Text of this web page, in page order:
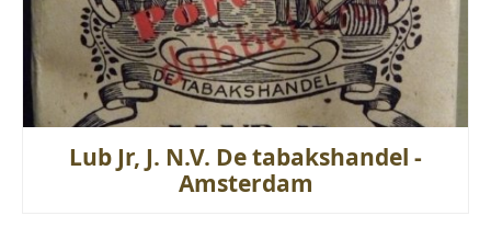
Lub Jr, J. N.V. De tabakshandel -
Amsterdam